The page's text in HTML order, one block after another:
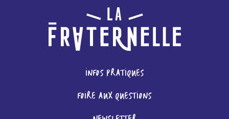
INFOS PRATIQUES
FOIRE AUX QUESTIONS